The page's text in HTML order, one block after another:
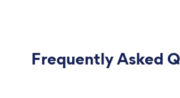
Frequently Asked